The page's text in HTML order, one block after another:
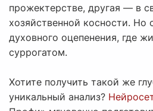
прожектерстве, другая — в
хозяйственной косности.
духовного оцепенения, где
суррогатом.
Хотите получить такой же
уникальный анализ?